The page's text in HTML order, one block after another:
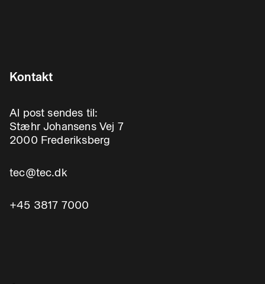
Kontakt
Al post sendes til:
Stæhr Johansens Vej 7
2000 Frederiksberg
tec@tec.dk
+45 3817 7000